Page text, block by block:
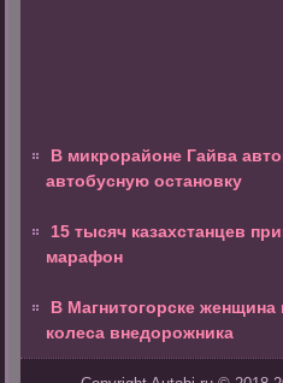
В микрорайоне Гайва
автобусную остановку
15 тысяч казахстанцев
марафон
В Магнитогорске женщина
колеса внедорожника